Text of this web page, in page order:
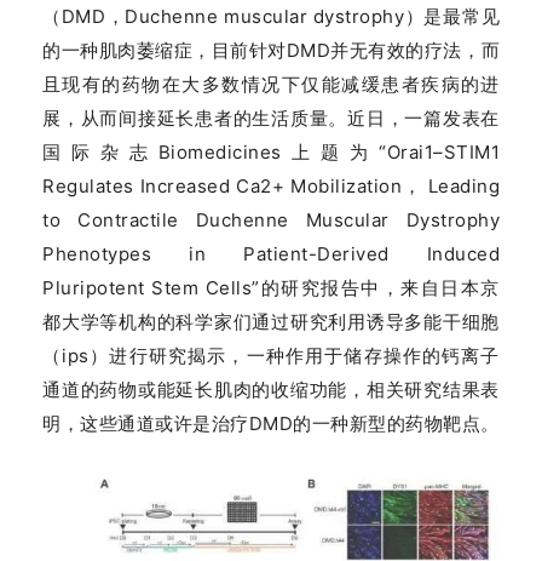
（DMD，Duchenne muscular dystrophy）是最常见
的一种肌肉萎缩症，目前针对DMD并无有效的疗法，而
且现有的药物在大多数情况下仅能减缓患者疾病的进
展，从而间接延长患者的生活质量。近日，一篇发表在
国际杂志Biomedicines上题为“Orai1–STIM1
Regulates Increased Ca2+ Mobilization， Leading
to Contractile Duchenne Muscular Dystrophy
Phenotypes in Patient-Derived Induced
Pluripotent Stem Cells”的研究报告中，来自日本京
都大学等机构的科学家们通过研究利用诱导多能干细胞
（ips）进行研究揭示，一种作用于储存操作的钙离子
通道的药物或能延长肌肉的收缩功能，相关研究结果表
明，这些通道或许是治疗DMD的一种新型的药物靶点。